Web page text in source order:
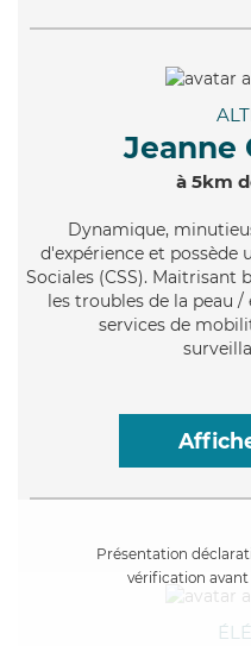
Jeanne
à 5km
Dynamique,
d'expérience et possède
Sociales (CSS). Maitrisant
les troubles de la peau /
services de
Présentation
vérification